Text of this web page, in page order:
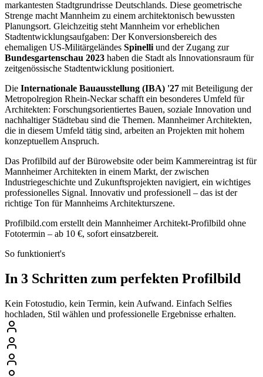
markantesten Stadtgrundrisse Deutschlands. Diese geometrische
Strenge macht Mannheim zu einem architektonisch bewussten
Planungsort. Gleichzeitig steht Mannheim vor erheblichen
Stadtentwicklungsaufgaben: Der Konversionsbereich des
ehemaligen US-Militärgeländes Spinelli und der Zugang zur
Bundesgartenschau 2023 haben die Stadt als Innovationsraum für
zeitgenössische Stadtentwicklung positioniert.
Die Internationale Bauausstellung (IBA) '27 mit Beteiligung der
Metropolregion Rhein-Neckar schafft ein besonderes Umfeld für
Architekten: Forschungsorientiertes Bauen, soziale Innovation und
nachhaltiger Städtebau sind die Themen. Mannheimer Architekten,
die in diesem Umfeld tätig sind, arbeiten an Projekten mit hohem
konzeptuellem Anspruch.
Das Profilbild auf der Bürowebsite oder beim Kammereintrag ist für
Mannheimer Architekten in einem Markt, der zwischen
Industriegeschichte und Zukunftsprojekten navigiert, ein wichtiges
professionelles Signal. Innovativ und professionell – das ist der
richtige Ton für Mannheims Architekturszene.
Profilbild.com erstellt dein Mannheimer Architekt-Profilbild ohne
Fototermin – ab 10 €, sofort einsatzbereit.
So funktioniert's
In 3 Schritten zum perfekten Profilbild
Kein Fotostudio, kein Termin, kein Aufwand. Einfach Selfies
hochladen, Stil wählen und professionelle Ergebnisse erhalten.